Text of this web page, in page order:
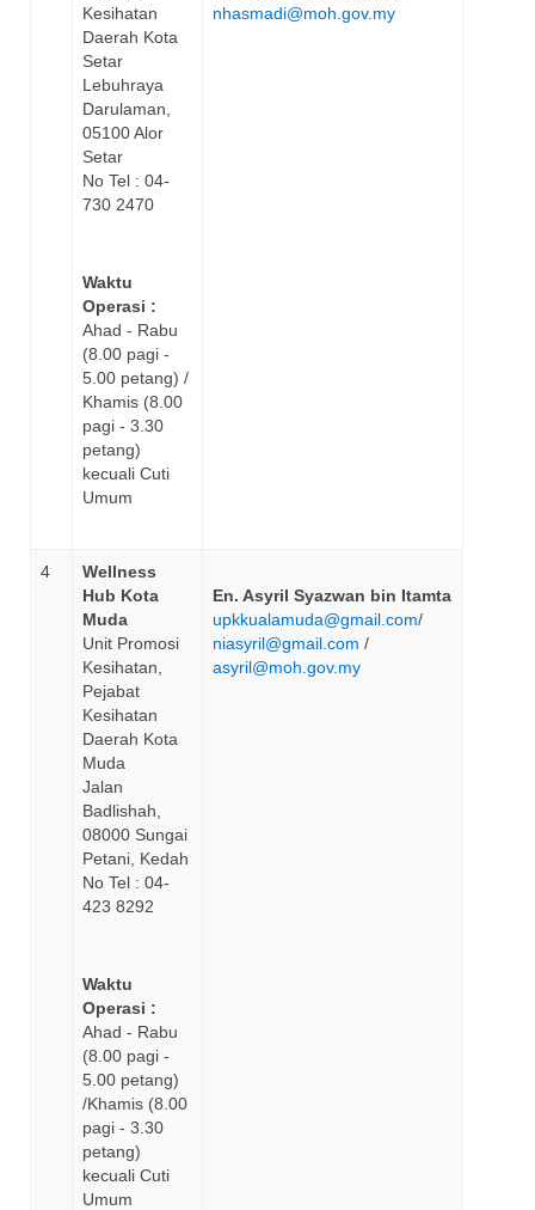
Kesihatan
Daerah Kota
Setar
Lebuhraya
Darulaman,
05100 Alor
Setar
No Tel : 04-
730 2470
Waktu
Operasi :
Ahad - Rabu
(8.00 pagi -
5.00 petang) /
Khamis (8.00
pagi - 3.30
petang)
kecuali Cuti
Umum
nhasmadi@moh.gov.my
4
Wellness
Hub Kota
Muda
Unit Promosi
Kesihatan,
Pejabat
Kesihatan
Daerah Kota
Muda
Jalan
Badlishah,
08000 Sungai
Petani, Kedah
No Tel : 04-
423 8292
Waktu
Operasi :
Ahad - Rabu
(8.00 pagi -
5.00 petang)
/Khamis (8.00
pagi - 3.30
petang)
kecuali Cuti
Umum
En. Asyril Syazwan bin Itamta
upkkualamuda@gmail.com/
niasyril@gmail.com /
asyril@moh.gov.my